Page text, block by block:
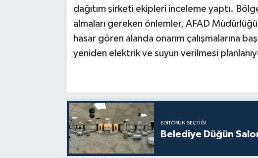
dağıtım şirketi ekipleri inceleme yaptı.
almaları gereken önlemler, AFAD
hasar gören alanda onarım çalışmalarına
yeniden elektrik ve suyun verilmesi
EDITÖRÜN SEÇTIĞI
Belediye Düğün